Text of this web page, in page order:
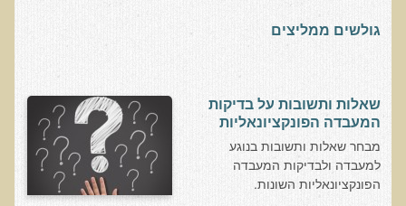
פרוטוקולים רפואיים
בדיקת סריקה - חומצות אורגניות בשתן
בדיקת שתן לאיתור הצטברות של מתכות כבדות
בדיקת צואה לאיתור מתכות כבדות
בדיקה מקיפה לתפקוד מערכת העיכול
גולשים ממליצים
שאלות ותשובות על בדיקות
המעבדה הפונקציונאליות
מבחר שאלות ותשובות בנוגע
למעבדה ולבדיקות המעבדה
הפונקציונאליות השונות.